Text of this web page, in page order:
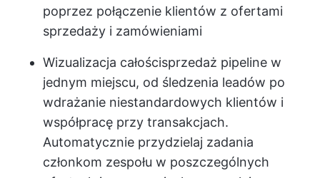
poprzez połączenie klientów z ofertami
sprzedaży i zamówieniami
Wizualizacja całościsprzedaż pipeline w
jednym miejscu, od śledzenia leadów po
wdrażanie niestandardowych klientów i
współpracę przy transakcjach.
Automatycznie przydzielaj zadania
członkom zespołu w poszczególnych